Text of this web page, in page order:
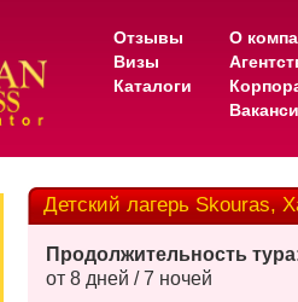
Отзывы
Визы
Каталоги
О
Детский лагерь Skouras,
Продолжительность
от 8 дней / 7 ночей